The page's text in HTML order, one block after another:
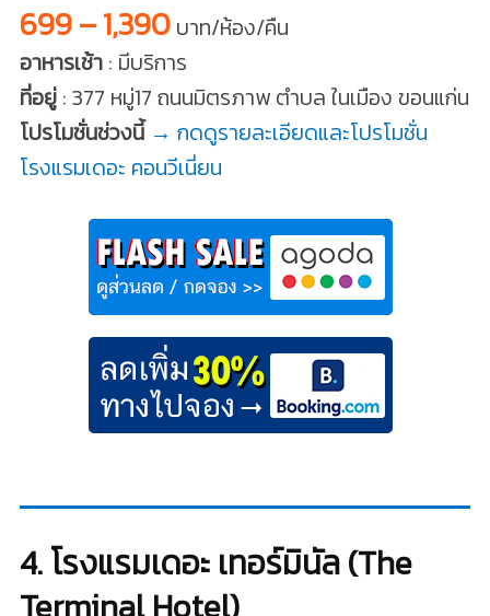
699 – 1,390บาท/ห้อง/คืน
อาหารเช้า: มีบริการ
ที่อยู่: 377 หมู่17 ถนนมิตรภาพ ตำบล ในเมือง ขอนแก่น
โปรโมชั่นช่วงนี้ → กดดูรายละเอียดและโปรโมชั่น
โรงแรมเดอะ คอนวีเนี่ยน
4. โรงแรมเดอะ เทอร์มินัล (The